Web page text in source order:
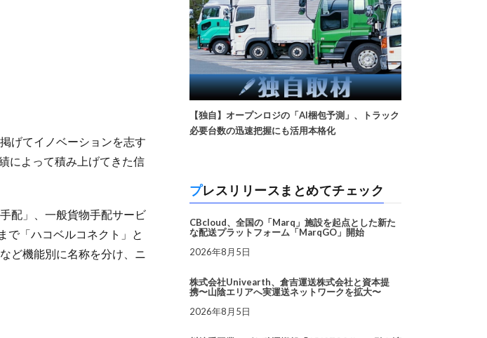
げてイノベーションを志す
によって積み上げてきた信
配」、一般貨物手配サービ
で「ハコベルコネクト」と
ど機能別に名称を分け、ニ
【独自】オープンロジの「AI梱包予測」、トラック
必要台数の迅速把握にも活用本格化
プレスリリースまとめてチェック
CBcloud、全国の「Marq」施設を起点とした新た
な配送プラットフォーム「MarqGO」開始
2026年8月5日
株式会社Univearth、倉吉運送株式会社と資本提
携〜山陰エリアへ実運送ネットワークを拡大〜
2026年8月5日